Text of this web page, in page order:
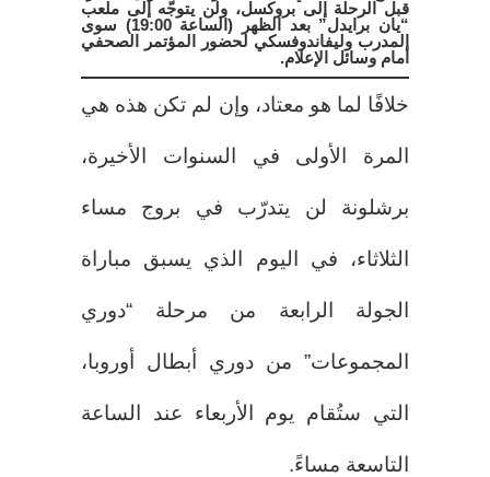
قبل الرحلة إلى بروكسل، ولن يتوجّه إلى ملعب
“يان برايدل” بعد الظهر (الساعة 19:00) سوى
المدرب وليفاندوفسكي لحضور المؤتمر الصحفي
أمام وسائل الإعلام.
خلافًا لما هو معتاد، وإن لم تكن هذه هي
المرة الأولى في السنوات الأخيرة،
برشلونة لن يتدرّب في بروج مساء
الثلاثاء، في اليوم الذي يسبق مباراة
الجولة الرابعة من مرحلة “دوري
المجموعات” من دوري أبطال أوروبا،
التي ستُقام يوم الأربعاء عند الساعة
التاسعة مساءً.